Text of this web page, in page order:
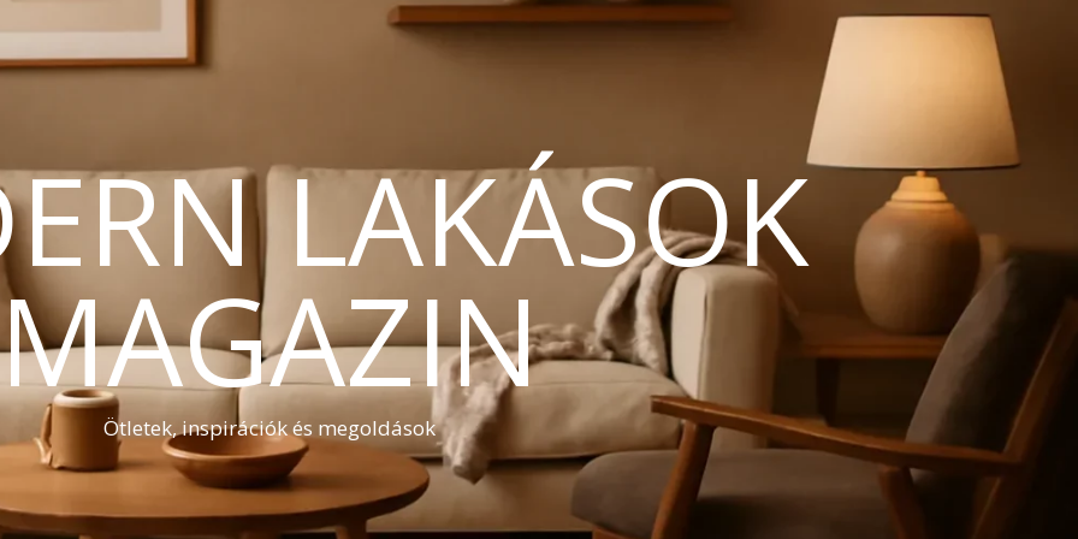
LAKÁSOK
MAGAZIN
Ötletek, inspirációk és megoldások